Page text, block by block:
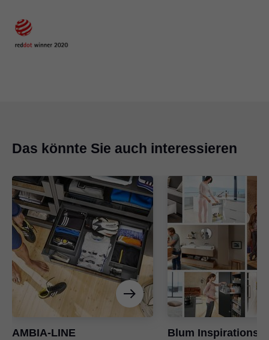
Das könnte Sie auch interessieren
AMBIA-LINE Blum Inspirations